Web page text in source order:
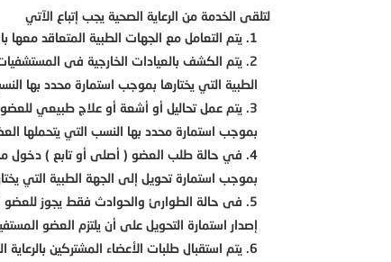
لتلقى الخدمة من الرعاية الصحية يجب إتباع الآتي
يتم التعامل مع الجهات الطبية المتعاقد معها
يتم الكشف بالعيادات الخارجية فى
الطبية التي يختارها بموجب استمارة محدد بها النسب التي
يتم عمل تحاليل أو أشعة أو علاج طبيعي للعضو
بموجب استمارة محدد بها النسب التي يتحملها العضو الأصلي (20%)
في حالة طلب العضو ( أصلى أو تابع ) دخول
بموجب استمارة تحويل إلى الجهة الطبية التي يختارها محدد
فى حالة الطوارئ والحوادث فقط يجوز للعضو (
إصدار استمارة التحويل على أن يلتزم العضو المستفيد